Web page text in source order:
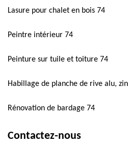
Lasure pour chalet en bois 74
Peintre intérieur 74
Peinture sur tuile et toiture 74
Habillage de planche de rive alu,
Rénovation de bardage 74
Contactez-nous